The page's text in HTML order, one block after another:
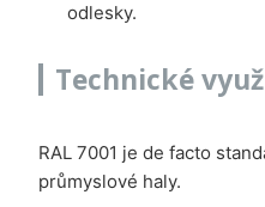
odlesky.
Technické
RAL 7001 je de facto
průmyslové haly.